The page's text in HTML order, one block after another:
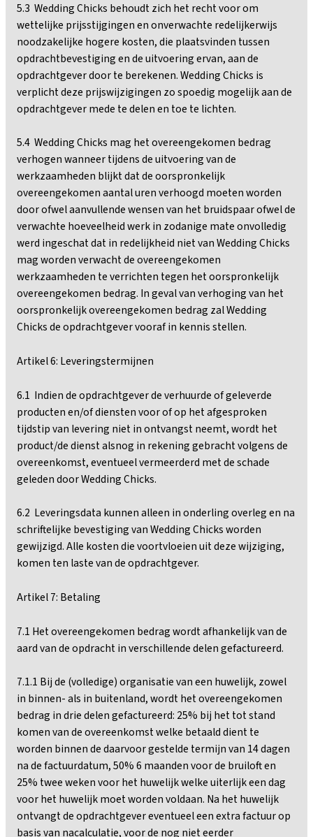
5.3 Wedding Chicks behoudt zich het recht voor om
wettelijke prijsstijgingen en onverwachte redelijkerwijs
noodzakelijke hogere kosten, die plaatsvinden tussen
opdrachtbevestiging en de uitvoering ervan, aan de
opdrachtgever door te berekenen. Wedding Chicks is
verplicht deze prijswijzigingen zo spoedig mogelijk aan de
opdrachtgever mede te delen en toe te lichten.
5.4 Wedding Chicks mag het overeengekomen bedrag
verhogen wanneer tijdens de uitvoering van de
werkzaamheden blijkt dat de oorspronkelijk
overeengekomen aantal uren verhoogd moeten worden
door ofwel aanvullende wensen van het bruidspaar ofwel de
verwachte hoeveelheid werk in zodanige mate onvolledig
werd ingeschat dat in redelijkheid niet van Wedding Chicks
mag worden verwacht de overeengekomen
werkzaamheden te verrichten tegen het oorspronkelijk
overeengekomen bedrag. In geval van verhoging van het
oorspronkelijk overeengekomen bedrag zal Wedding
Chicks de opdrachtgever vooraf in kennis stellen.
Artikel 6: Leveringstermijnen
6.1 Indien de opdrachtgever de verhuurde of geleverde
producten en/of diensten voor of op het afgesproken
tijdstip van levering niet in ontvangst neemt, wordt het
product/de dienst alsnog in rekening gebracht volgens de
overeenkomst, eventueel vermeerderd met de schade
geleden door Wedding Chicks.
6.2 Leveringsdata kunnen alleen in onderling overleg en na
schriftelijke bevestiging van Wedding Chicks worden
gewijzigd. Alle kosten die voortvloeien uit deze wijziging,
komen ten laste van de opdrachtgever.
Artikel 7: Betaling
7.1 Het overeengekomen bedrag wordt afhankelijk van de
aard van de opdracht in verschillende delen gefactureerd.
7.1.1 Bij de (volledige) organisatie van een huwelijk, zowel
in binnen- als in buitenland, wordt het overeengekomen
bedrag in drie delen gefactureerd: 25% bij het tot stand
komen van de overeenkomst welke betaald dient te
worden binnen de daarvoor gestelde termijn van 14 dagen
na de factuurdatum, 50% 6 maanden voor de bruiloft en
25% twee weken voor het huwelijk welke uiterlijk een dag
voor het huwelijk moet worden voldaan. Na het huwelijk
ontvangt de opdrachtgever eventueel een extra factuur op
basis van nacalculatie, voor de nog niet eerder